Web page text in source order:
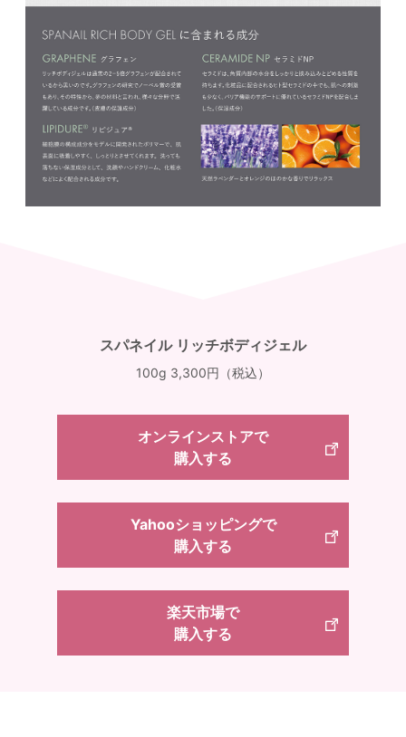
スパネイル リッチボディジェル
100g 3,300円（税込）
オンラインストアで
購入する
Yahooショッピングで
購入する
楽天市場で
購入する